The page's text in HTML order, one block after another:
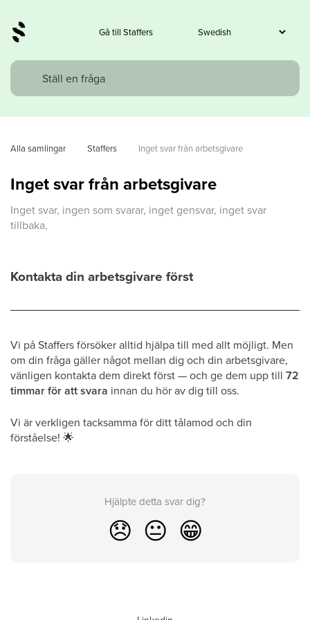
Gå till Staffers
Alla samlingar Staffers Inget svar från arbetsgivare
Inget svar från arbetsgivare
Inget svar, ingen som svarar, inget gensvar, inget svar
tillbaka,
Kontakta din arbetsgivare först
Vi på Staffers försöker alltid hjälpa till med allt möjligt. Men
om din fråga gäller något mellan dig och din arbetsgivare,
vänligen kontakta dem direkt först — och ge dem upp till 72
timmar för att svara innan du hör av dig till oss.
Vi är verkligen tacksamma för ditt tålamod och din
förståelse! 🌟
Hjälpte detta svar dig?
😞 😐 😁